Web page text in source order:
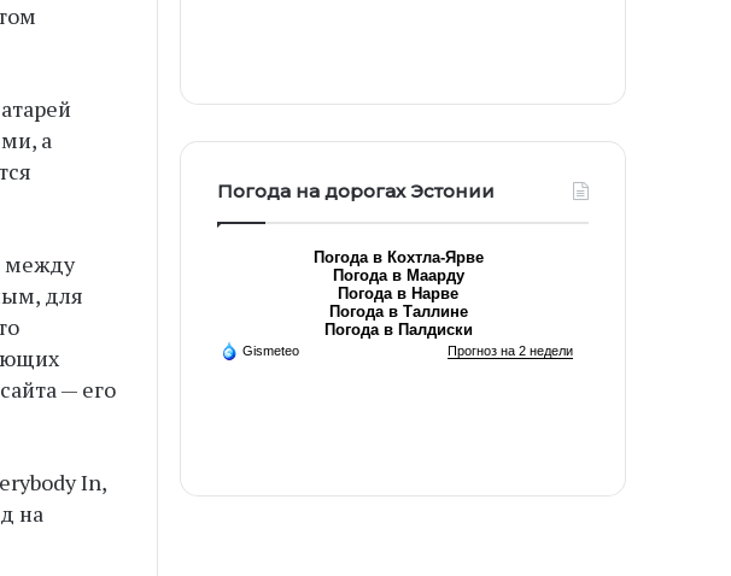
а
между
для
— его
In,
на
Погода на дорогах Эстонии
Погода в Кохтла-Ярве
Погода в Маарду
Погода в Нарве
Погода в Таллине
Погода в Палдиски
Gismeteo Прогноз на 2 недели